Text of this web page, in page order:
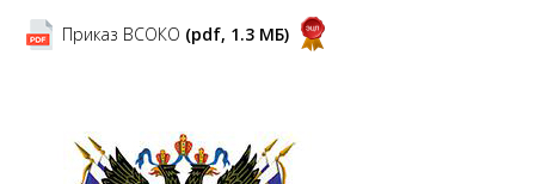
Приказ ВСОКО (pdf, 1.3 MБ)